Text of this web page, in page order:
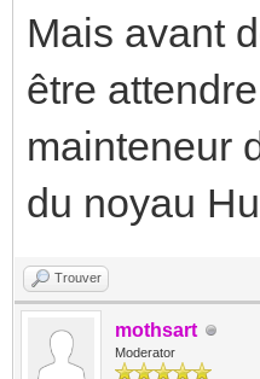
Mais avant
être
mainteneur
du noyau
Trouver
mothsart
Moderator